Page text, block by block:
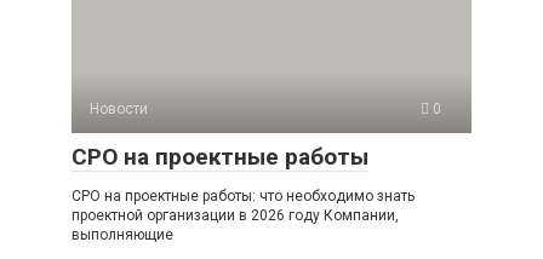
Новости 0
СРО на проектные работы
СРО на проектные работы: что необходимо знать
проектной организации в 2026 году Компании,
выполняющие